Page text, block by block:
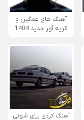
آهنگ های غمگین و
گریه آور جدید 1404
آهنگ کردی برای شوتی